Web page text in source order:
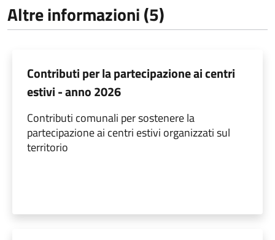
Altre informazioni (5)
Contributi per la partecipazione ai centri
estivi - anno 2026
Contributi comunali per sostenere la
partecipazione ai centri estivi organizzati sul
territorio